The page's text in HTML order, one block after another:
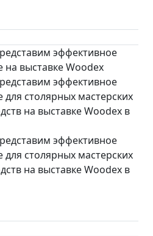
эффективное
выставке Woodex
эффективное
столярных мастерских
на выставке Woodex в
эффективное
столярных мастерских
на выставке Woodex в